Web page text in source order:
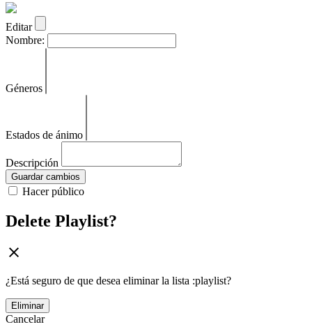
Editar
Nombre:
Géneros
Estados de ánimo
Descripción
Guardar cambios
Hacer público
Delete Playlist?
¿Está seguro de que desea eliminar la lista :playlist?
Eliminar
Cancelar